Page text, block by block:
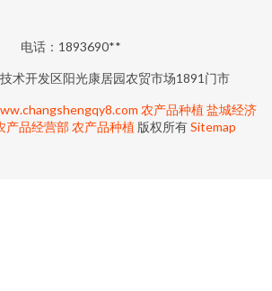
电话：1893690**
术开发区阳光康居园农贸市场1891门市
农产品种植 盐城经济
产品经营部 农产品种植 版权所有Sitemap